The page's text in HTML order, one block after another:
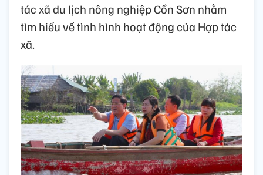
tác xã du lịch nông nghiệp Cồn Sơn nhằm
tìm hiểu về tình hình hoạt động của Hợp tác
xã.